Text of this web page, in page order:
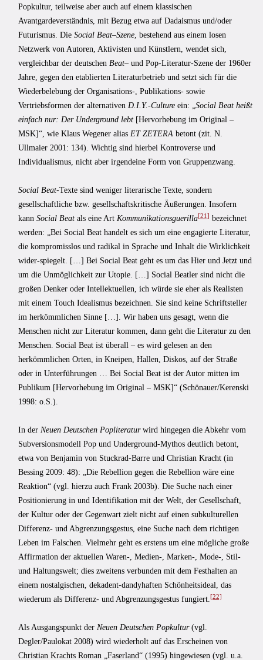
Popkultur, teilweise aber auch auf einem klassischen
Avantgardeverständnis, mit Bezug etwa auf Dadaismus und/oder
Futurismus. Die Social Beat–Szene , bestehend aus einem losen
Netzwerk von Autoren, Aktivisten und Künstlern, wendet sich,
vergleichbar der deutschen Beat– und Pop-Literatur-Szene der 1960er
Jahre, gegen den etablierten Literaturbetrieb und setzt sich für die
Wiederbelebung der Organisations-, Publikations- sowie
Vertriebsformen der alternativen D.I.Y.-Culture ein: „ Social Beat heißt
einfach nur: Der Underground lebt [Hervorhebung im Original –
MSK]“, wie Klaus Wegener alias ET ZETERA betont (zit. N.
Ullmaier 2001: 134). Wichtig sind hierbei Kontroverse und
Individualismus, nicht aber irgendeine Form von Gruppenzwang.
Social Beat-Texte sind weniger literarische Texte, sondern
gesellschaftliche bzw. gesellschaftskritische Äußerungen. Insofern
kann Social Beat als eine Art Kommunikationsguerilla[21] bezeichnet
werden: „Bei Social Beat handelt es sich um eine engagierte Literatur,
die kompromisslos und radikal in Sprache und Inhalt die Wirklichkeit
wider-spiegelt. […] Bei Social Beat geht es um das Hier und Jetzt und
um die Unmöglichkeit zur Utopie. […] Social Beatler sind nicht die
großen Denker oder Intellektuellen, ich würde sie eher als Realisten
mit einem Touch Idealismus bezeichnen. Sie sind keine Schriftsteller
im herkömmlichen Sinne […]. Wir haben uns gesagt, wenn die
Menschen nicht zur Literatur kommen, dann geht die Literatur zu den
Menschen. Social Beat ist überall – es wird gelesen an den
herkömmlichen Orten, in Kneipen, Hallen, Diskos, auf der Straße
oder in Unterführungen … Bei Social Beat ist der Autor mitten im
Publikum [Hervorhebung im Original – MSK]“ (Schönauer/Kerenski
1998: o.S.).
In der Neuen Deutschen Popliteraturwird hingegen die Abkehr vom
Subversionsmodell Pop und Underground-Mythos deutlich betont,
etwa von Benjamin von Stuckrad-Barre und Christian Kracht (in
Bessing 2009: 48): „Die Rebellion gegen die Rebellion wäre eine
Reaktion“ (vgl. hierzu auch Frank 2003b). Die Suche nach einer
Positionierung in und Identifikation mit der Welt, der Gesellschaft,
der Kultur oder der Gegenwart zielt nicht auf einen subkulturellen
Differenz- und Abgrenzungsgestus, eine Suche nach dem richtigen
Leben im Falschen. Vielmehr geht es erstens um eine mögliche große
Affirmation der aktuellen Waren-, Medien-, Marken-, Mode-, Stil-
und Haltungswelt; dies zweitens verbunden mit dem Festhalten an
einem nostalgischen, dekadent-dandyhaften Schönheitsideal, das
wiederum als Differenz- und Abgrenzungsgestus fungiert. [22]
Als Ausgangspunkt der Neuen Deutschen Popkultur(vgl.
Degler/Paulokat 2008) wird wiederholt auf das Erscheinen von
Christian Krachts Roman „Faserland“ (1995) hingewiesen (vgl. u.a.